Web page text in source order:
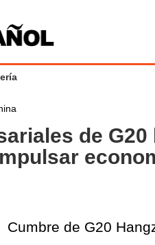
de
Cumbre de G20